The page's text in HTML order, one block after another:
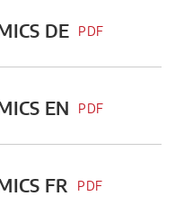
DE PDF
EN PDF
FR PDF